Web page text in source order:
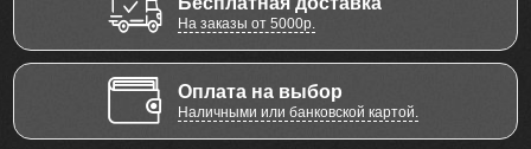
На заказы от 5000р.
Оплата на выбор
Наличными или банковской картой.